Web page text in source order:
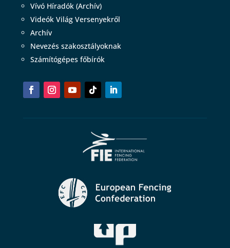
Vívó Híradók (Archív)
Videók Világ Versenyekről
Archív
Nevezés szakosztályoknak
Számítógépes főbírók